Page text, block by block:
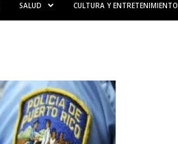
SALUD CULTURA Y ENTRETENIMIENTO